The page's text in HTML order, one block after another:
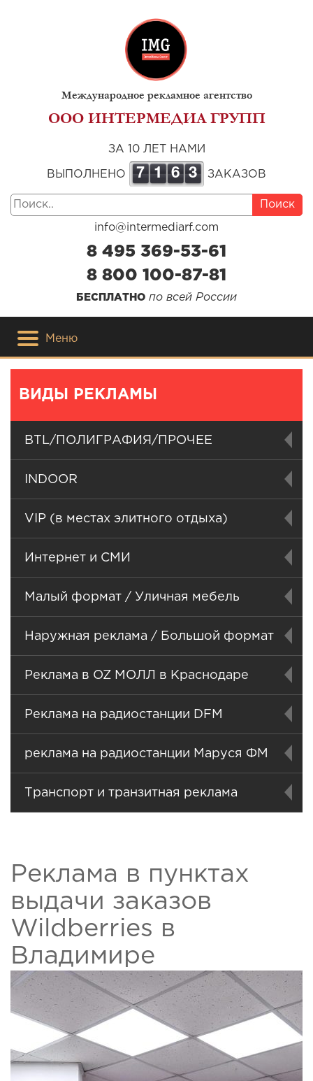
Международное рекламное агентство
ООО ИНТЕРМЕДИА ГРУПП
ЗА 10 ЛЕТ НАМИ
ВЫПОЛНЕНО 7 1 6 3 ЗАКАЗОВ
Поиск
info@intermediarf.com
8 495 369-53-61
8 800 100-87-81
БЕСПЛАТНО по всей России
Меню
ВИДЫ РЕКЛАМЫ
BTL/ПОЛИГРАФИЯ/ПРОЧЕЕ
INDOOR
VIP (в местах элитного отдыха)
Интернет и СМИ
Малый формат / Уличная мебель
Наружная реклама / Большой формат
Реклама в OZ МОЛЛ в Краснодаре
Реклама на радиостанции DFM
реклама на радиостанции Маруся ФМ
Транспорт и транзитная реклама
Реклама в пунктах
выдачи заказов
Wildberries в
Владимире